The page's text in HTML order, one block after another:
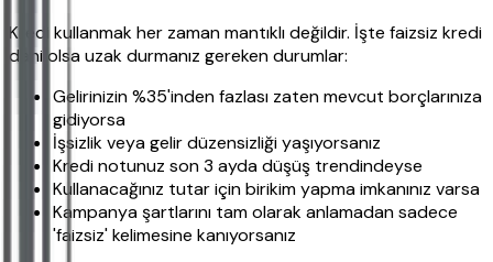
Kredi kullanmak her zaman mantıklı değildir. İşte faizsiz kredi
dahi olsa uzak durmanız gereken durumlar:
Gelirinizin %35'inden fazlası zaten mevcut borçlarınıza
gidiyorsa
İşsizlik veya gelir düzensizliği yaşıyorsanız
Kredi notunuz son 3 ayda düşüş trendindeyse
Kullanacağınız tutar için birikim yapma imkanınız varsa
Kampanya şartlarını tam olarak anlamadan sadece
'faizsiz' kelimesine kanıyorsanız